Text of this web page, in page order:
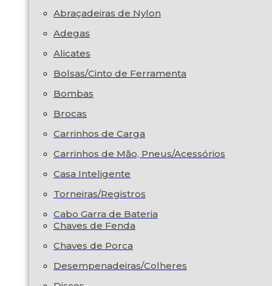
Abraçadeiras de Nylon
Adegas
Alicates
Bolsas/Cinto de Ferramenta
Bombas
Brocas
Carrinhos de Carga
Carrinhos de Mão, Pneus/Acessórios
Casa Inteligente
Torneiras/Registros
Cabo Garra de Bateria
Chaves de Fenda
Chaves de Porca
Desempenadeiras/Colheres